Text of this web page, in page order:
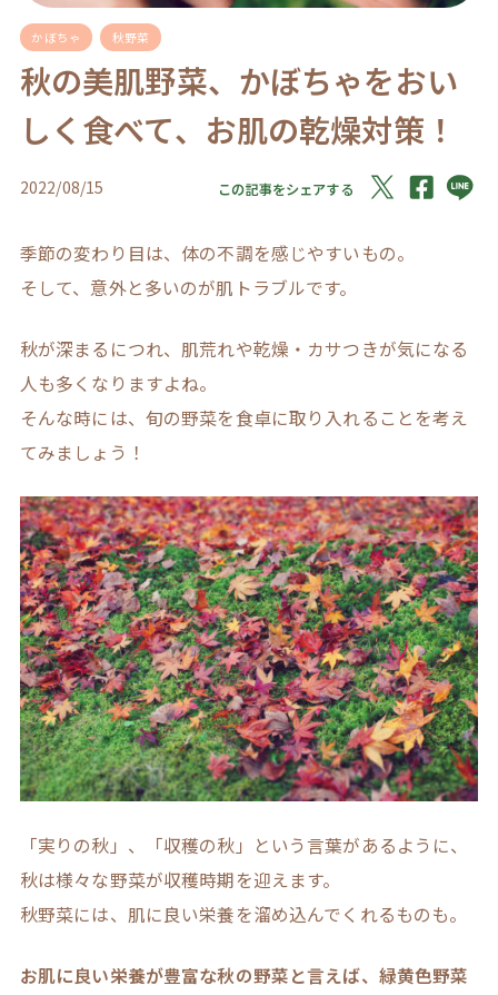
かぼちゃ 秋野菜
秋の美肌野菜、かぼちゃをおい
しく食べて、お肌の乾燥対策！
2022/08/15 この記事をシェアする
季節の変わり目は、体の不調を感じやすいもの。
そして、意外と多いのが肌トラブルです。
秋が深まるにつれ、肌荒れや乾燥・カサつきが気になる
人も多くなりますよね。
そんな時には、旬の野菜を食卓に取り入れることを考え
てみましょう！
「実りの秋」、「収穫の秋」という言葉があるように、
秋は様々な野菜が収穫時期を迎えます。
秋野菜には、肌に良い栄養を溜め込んでくれるものも。
お肌に良い栄養が豊富な秋の野菜と言えば、緑黄色野菜